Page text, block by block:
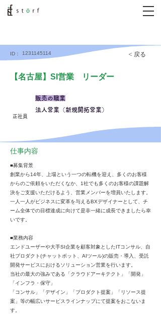
ID： 1231145114 < 戻る
【名古屋】SI営業 リーダー
正社員
販売の職業
法人営業（新規開拓営業）
仕事内容
■募集背景
創業から14年、上場という一つの転機を迎え、多くのお客様
からのご依頼をいただくなか、1社でも多くのお客様の課題解
決をご支援いただけるよう、営業メンバーを増員いたします。
一人一人がビジネスに変革を与えるBXデザイナーとして、チ
ーム全体での目標達成に向けて是非一緒に成長できましたら幸
いです。
■業務内容
エンドユーザーや大手SI企業を顧客対象としたITコンサル、自
社プロダクト(チャットボット、AIツール)の販売・導入、受託
開発サービスにおけるソリューション営業を行います。
当社の最大の強みである「クラウドアーキテクト」「開発」
「インフラ・保守」
「コンサル」「デザイン」「プロダクト提案」「リソース提
案」等の幅広いサービスラインナップにて提案をおこないま
す。